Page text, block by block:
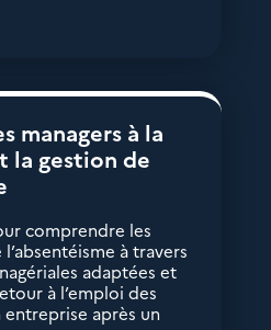
managers à la
la gestion de
comprendre les
à travers
adaptées et
à l’emploi des
après un